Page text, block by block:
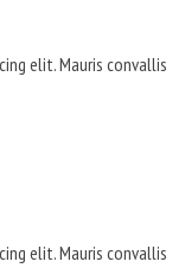
elit. Mauris convallis
elit. Mauris convallis